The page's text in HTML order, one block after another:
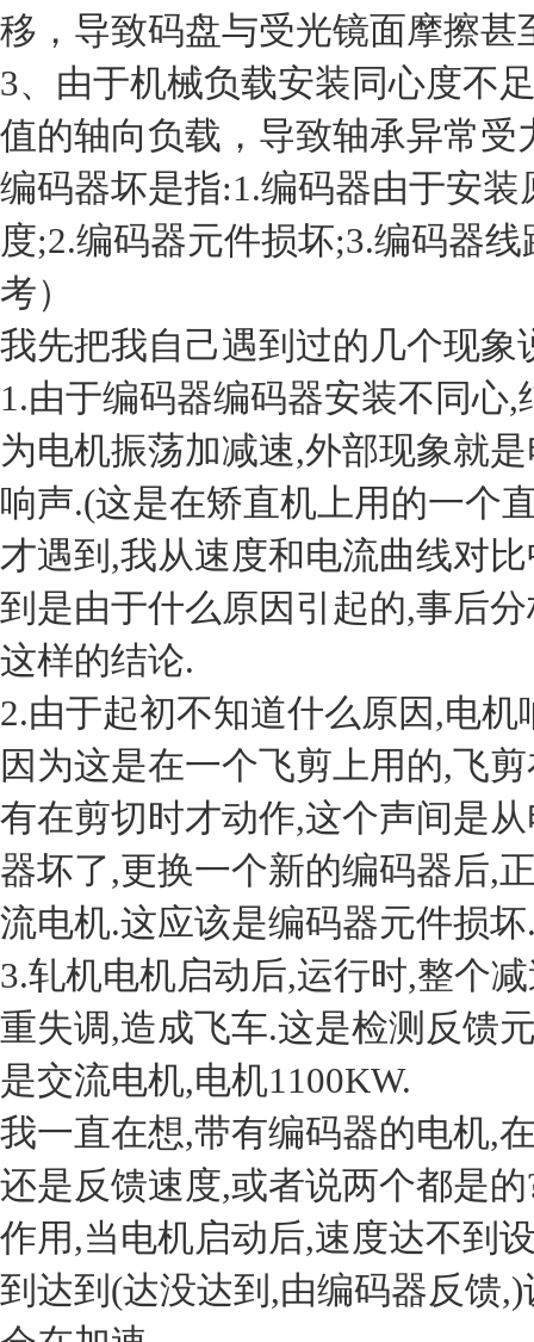
移，导致码盘与受光镜面摩擦甚
3、由于机械负载安装同心度不
值的轴向负载，导致轴承异常
编码器坏是指:1.编码器由于安
度;2.编码器元件损坏;3.编码器
考）
我先把我自己遇到过的几个现象
1.由于编码器编码器安装不同心
为电机振荡加减速,外部现象就
响声.(这是在矫直机上用的一个
才遇到,我从速度和电流曲线对
到是由于什么原因引起的,事后
这样的结论.
2.由于起初不知道什么原因,电
因为这是在一个飞剪上用的,飞
有在剪切时才动作,这个声间是
器坏了,更换一个新的编码器后,
流电机.这应该是编码器元件损坏
3.轧机电机启动后,运行时,整个
重失调,造成飞车.这是检测反馈
是交流电机,电机1100KW.
我一直在想,带有编码器的电机,
还是反馈速度,或者说两个都是
作用,当电机启动后,速度达不到
到达到(达没达到,由编码器反馈